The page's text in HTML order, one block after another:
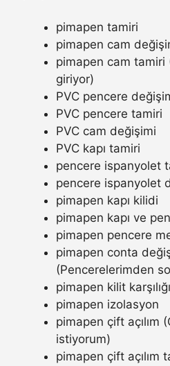
pimapen tamiri
pimapen cam
pimapen cam tamiri
giriyor)
PVC pencere
PVC pencere tamiri
PVC cam değişimi
PVC kapı tamiri
pencere ispanyolet
pencere ispanyolet
pimapen kapı kilidi
pimapen kapı ve
pimapen pencere
pimapen conta
(Pencerelerimden
pimapen kilit
pimapen izolasyon
pimapen çift açılım
istiyorum)
pimapen çift açılım